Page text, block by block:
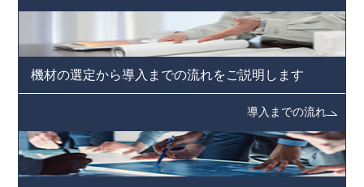
機材の選定から導入までの流れをご説明します
導入までの流れ